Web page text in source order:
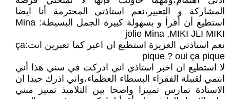
المشاركة و التعبير،نعم استاذتي المحترمة أنا ايضا
استطيع أن أقرأ و بسهولة كبيرة الجمل البسيطة: Mina
jolie Mina ,MIKI JLI MIKI
نعم استاذتي العزيزة استطيع ان اعبر كما تعبرين انت:ça
pique ? oui ça pique
لا استطيع ان اخبر استاذي اني ادركت في سني هذا أني
انتمي لقبيلة الفقراء البسطاء العظماء،واني اذرك جيدا ان
الاستاذة تمارس تمييزا واضحا بين التلاميذ تمييز مبني